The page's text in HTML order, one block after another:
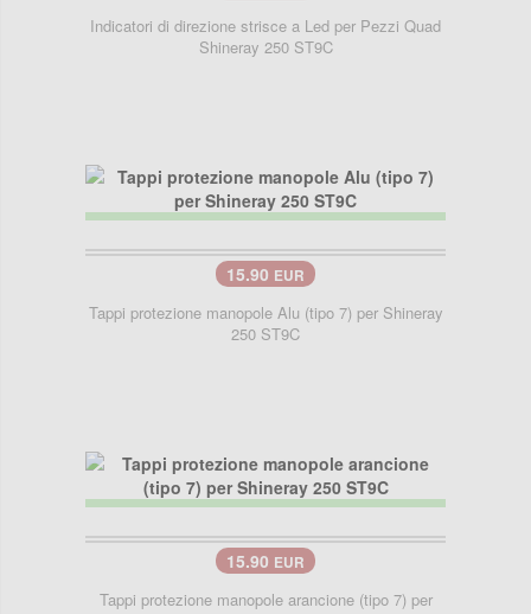
Indicatori di direzione strisce a Led per Pezzi Quad
Shineray 250 ST9C
15.90 EUR
Tappi protezione manopole Alu (tipo 7) per Shineray
250 ST9C
15.90 EUR
Tappi protezione manopole arancione (tipo 7) per